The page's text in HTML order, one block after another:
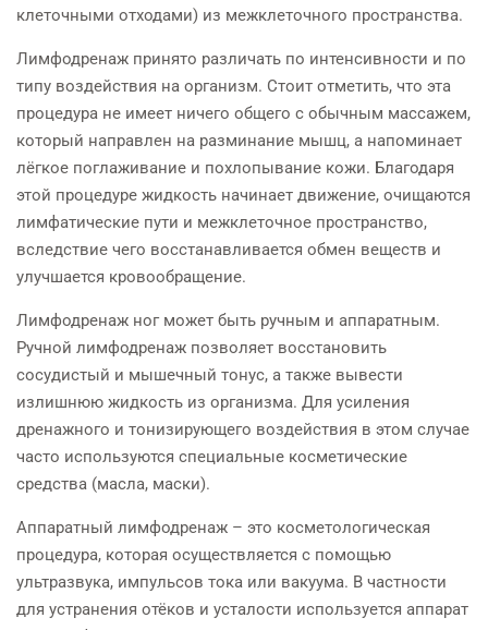
клеточными отходами) из межклеточного пространства.
Лимфодренаж принято различать по интенсивности и по
типу воздействия на организм. Стоит отметить, что эта
процедура не имеет ничего общего с обычным массажем,
который направлен на разминание мышц, а напоминает
лёгкое поглаживание и похлопывание кожи. Благодаря
этой процедуре жидкость начинает движение, очищаются
лимфатические пути и межклеточное пространство,
вследствие чего восстанавливается обмен веществ и
улучшается кровообращение.
Лимфодренаж ног может быть ручным и аппаратным.
Ручной лимфодренаж позволяет восстановить
сосудистый и мышечный тонус, а также вывести
излишнюю жидкость из организма. Для усиления
дренажного и тонизирующего воздействия в этом случае
часто используются специальные косметические
средства (масла, маски).
Аппаратный лимфодренаж – это косметологическая
процедура, которая осуществляется с помощью
ультразвука, импульсов тока или вакуума. В частности
для устранения отёков и усталости используется аппарат